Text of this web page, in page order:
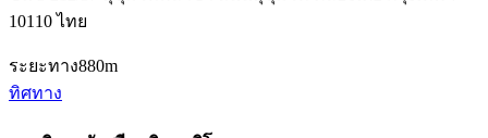
10110 ไทย
ระยะทาง880m
ทิศทาง